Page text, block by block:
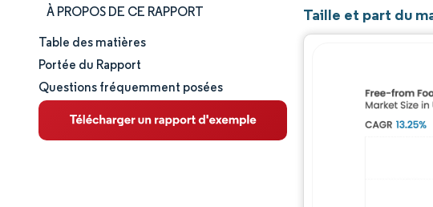
À PROPOS DE CE RAPPORT
Taille et part de marché
Analyse du marché
Tendances et perspectives
Table des matières
Portée du Rapport
Questions fréquemment posées
Taille et part du